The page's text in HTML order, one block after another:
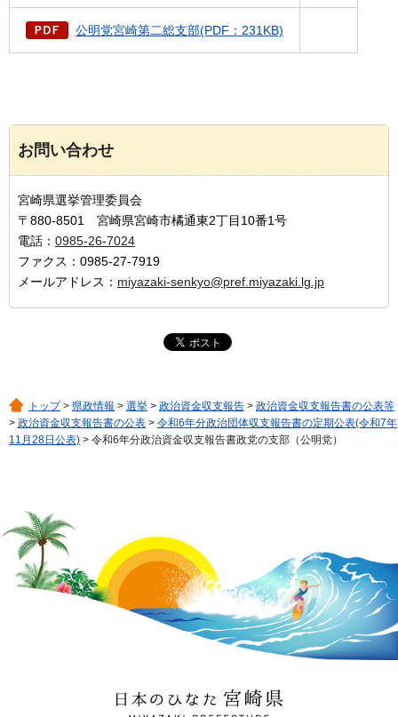
公明党宮崎第二総支部(PDF：231KB)
お問い合わせ
宮崎県選挙管理委員会
〒880-8501 宮崎県宮崎市橘通東2丁目10番1号
電話： 0985-26-7024
ファクス：0985-27-7919
メールアドレス： miyazaki-senkyo@pref.miyazaki.lg.jp
トップ> 県政情報 > 選挙 > 政治資金収支報告 > 政治資金収支報告書の公表等
> 政治資金収支報告書の公表 > 令和6年分政治団体収支報告書の定期公表(令和7年
11月28日公表) > 令和6年分政治資金収支報告書政党の支部（公明党）
日本のひなた 宮崎県